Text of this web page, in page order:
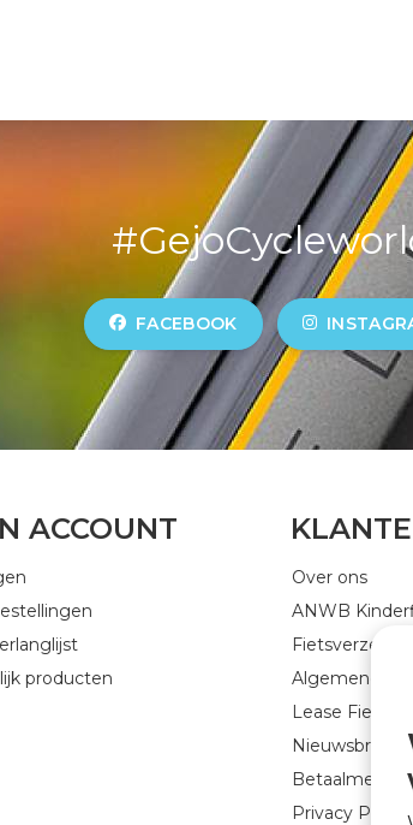
FACEBOOK
ACCOUNT
producten
Over ons
ANWB
Algemene
Lease Fiets
Nieuwsbrief
Privacy Policy